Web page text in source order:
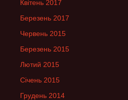
Квітень 2017
Березень 2017
Червень 2015
Березень 2015
Лютий 2015
Січень 2015
Грудень 2014